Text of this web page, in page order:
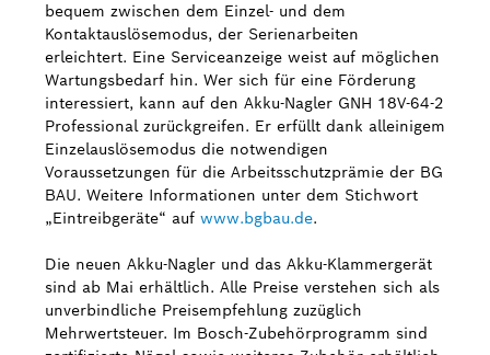
bequem zwischen dem Einzel- und dem
Kontaktauslösemodus, der Serienarbeiten
erleichtert. Eine Serviceanzeige weist auf möglichen
Wartungsbedarf hin. Wer sich für eine Förderung
interessiert, kann auf den Akku-Nagler GNH 18V-64-2
Professional zurückgreifen. Er erfüllt dank alleinigem
Einzelauslösemodus die notwendigen
Voraussetzungen für die Arbeitsschutzprämie der BG
BAU. Weitere Informationen unter dem Stichwort
„Eintreibgeräte“ auf www.bgbau.de.
Die neuen Akku-Nagler und das Akku-Klammergerät
sind ab Mai erhältlich. Alle Preise verstehen sich als
unverbindliche Preisempfehlung zuzüglich
Mehrwertsteuer. Im Bosch-Zubehörprogramm sind